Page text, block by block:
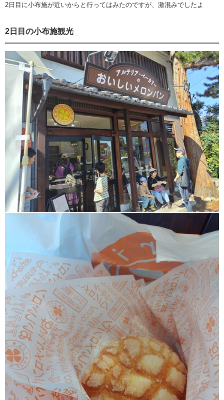
2日目に小布施が近いからと行ってはみたのですが、激混みでしたよ
2日目の小布施観光